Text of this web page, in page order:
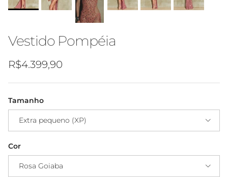
Vestido Pompéia
Preço normal
R$4.399,90
Tamanho
Extra pequeno (XP)
Cor
Rosa Goiaba